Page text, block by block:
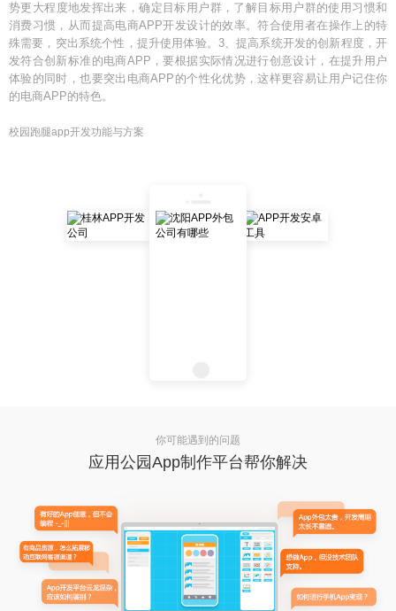
势更大程度地发挥出来，确定目标用户群，了解目标用户群的使用习惯和
消费习惯，从而提高电商APP开发设计的效率。符合使用者在操作上的特
殊需要，突出系统个性，提升使用体验。3、提高系统开发的创新程度，开
发符合创新标准的电商APP，要根据实际情况进行创意设计，在提升用户
体验的同时，也要突出电商APP的个性化优势，这样更容易让用户记住你
的电商APP的特色。
校园跑腿app开发功能与方案
你可能遇到的问题
应用公园App制作平台帮你解决